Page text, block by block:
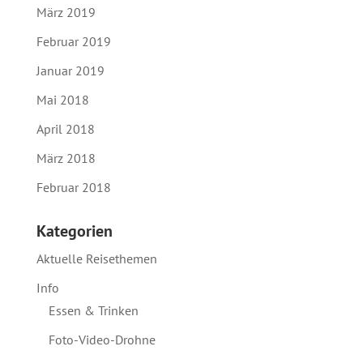
März 2019
Februar 2019
Januar 2019
Mai 2018
April 2018
März 2018
Februar 2018
Kategorien
Aktuelle Reisethemen
Info
Essen & Trinken
Foto-Video-Drohne